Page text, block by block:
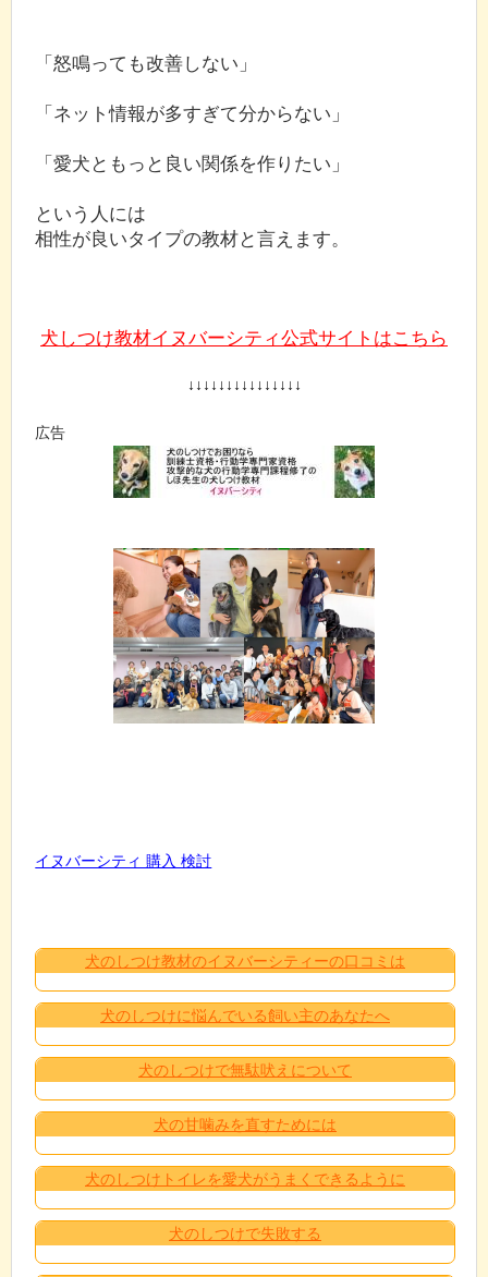
「怒鳴っても改善しない」
「ネット情報が多すぎて分からない」
「愛犬ともっと良い関係を作りたい」
という人には
相性が良いタイプの教材と言えます。
犬しつけ教材イヌバーシティ公式サイトはこちら
↓↓↓↓↓↓↓↓↓↓↓↓↓↓↓
広告
イヌバーシティ 購入 検討
犬のしつけ教材のイヌバーシティーの口コミは
犬のしつけに悩んでいる飼い主のあなたへ
犬のしつけで無駄吠えについて
犬の甘噛みを直すためには
犬のしつけトイレを愛犬がうまくできるように
犬のしつけで失敗する